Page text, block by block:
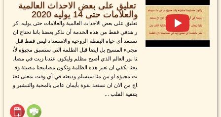
تعليق على بعض الاحداث العالمية
والعلامات حتى 14 يوليه 2020
تعليق على بعض الاحداث العالمية والعلامات حتى يوليه اكر
ر هدفي فقط من هذه الخدمة أن نذكر بعضنا باننا نحتاج ان
نستعد أي حياة اليقظة الروحية والاستعداد ليس فقط قبل
مجيء المسيح بل ايضا قبل الظلمة التي ستسبق مجيؤه لأن
نا نور العالم الذي أصبح مظلم وليكون عندنا زيت في مصاب
يحنا يكفي ان نعبر هذه الظلمة وتكون مصابيحنا مضيئة وق
ت مجيؤه او من منا سيسلم وديعته في أي وقت بمعنى نحت
اج من الان ان نستعد بقوة بأيمان عامل بالمحبة والتبشير و
بتنقية القلب ...